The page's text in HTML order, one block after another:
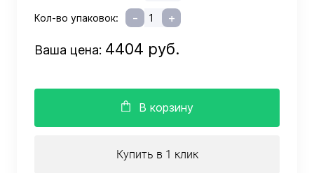
Кол-во упаковок: - +
Ваша цена: 4404 руб.
В корзину
Купить в 1 клик